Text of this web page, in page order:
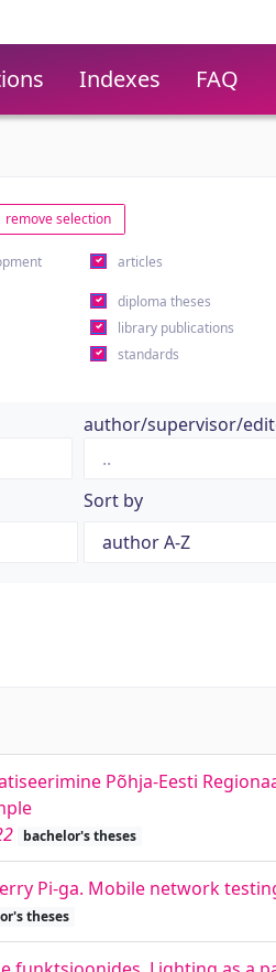
Indexes FAQ
remove selection
articles
diploma theses
library publications
standards
author/supervisor/
Sort by
Põhja-Eesti
bachelor's theses
Pi-ga. Mobile network
theses